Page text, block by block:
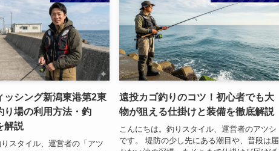
ッシング新潟東港第2東
り場の利用方法・釣
解説
スタイル、運営者の「アツ
遠投カゴ釣りのコツ！初心者でも大
物が狙える仕掛けと装備を徹底解説
こんにちは。釣りスタイル、運営者のアツシ
です。 堤防の少し先にある潮目や、普段は届